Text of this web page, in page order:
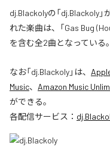
dj.Blackolyの「dj.Blackoly
れた楽曲は、「Gas Bug
を含む全2曲となっている。
なお「dj.Blackoly」は、
Music、 Amazon Music
ができる。
各配信サービス：